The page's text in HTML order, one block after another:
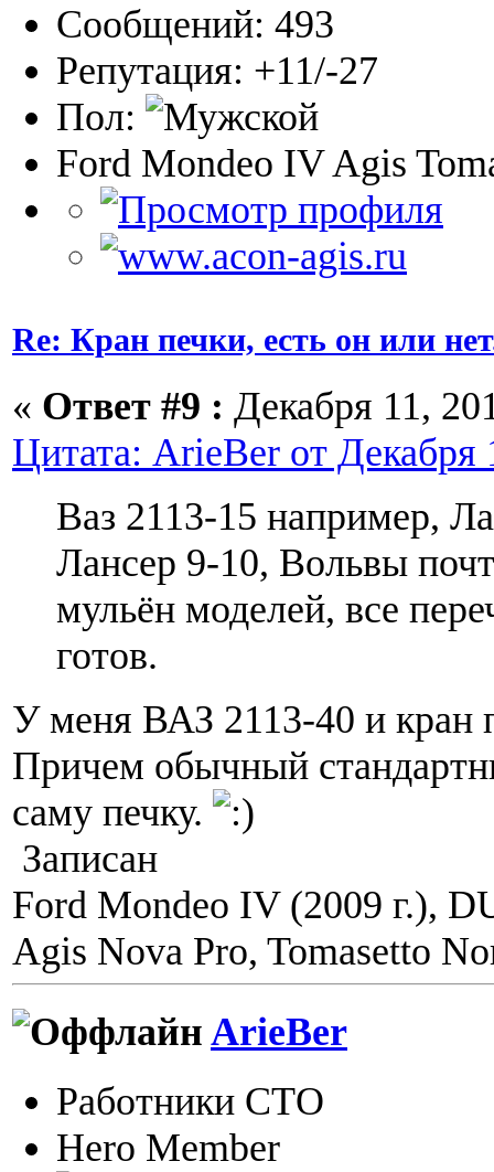
Сообщений: 493
Репутация: +11/-27
Пол:
Ford Mondeo IV Agis
Re: Кран печки, есть он или
« Ответ #9 : Декабря 11,
Цитата: ArieBer от Декабря
Ваз 2113-15 например,
Лансер 9-10, Вольвы
мульён моделей, все
готов.
У меня ВАЗ 2113-40 и кран
Причем обычный
саму печку.
Записан
Ford Mondeo IV (2009 г.),
Agis Nova Pro, Tomasetto
ArieBer
Работники СТО
Hero Member